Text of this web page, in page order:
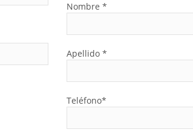
Nombre *
Apellido *
Teléfono*